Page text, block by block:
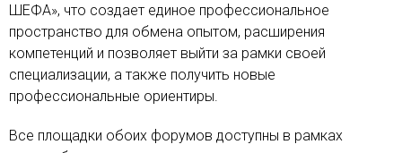
ШЕФА», что создает единое профессиональное
пространство для обмена опытом, расширения
компетенций и позволяет выйти за рамки своей
специализации, а также получить новые
профессиональные ориентиры.
Все площадки обоих форумов доступны в рамках